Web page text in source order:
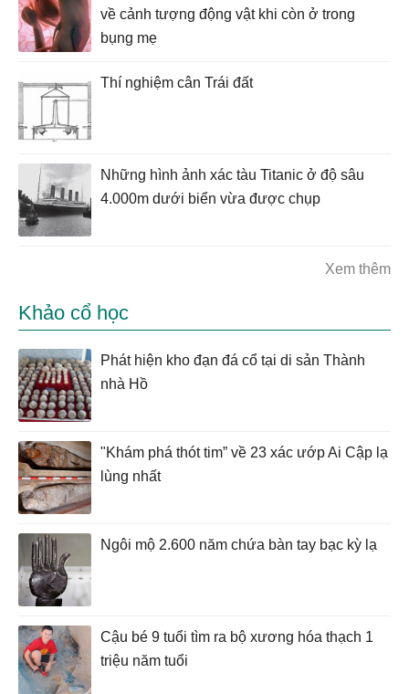
về cảnh tượng động vật khi còn ở trong
bụng mẹ
Thí nghiệm cân Trái đất
Những hình ảnh xác tàu Titanic ở độ sâu
4.000m dưới biển vừa được chụp
Xem thêm
Khảo cổ học
Phát hiện kho đạn đá cổ tại di sản Thành
nhà Hồ
"Khám phá thót tim” về 23 xác ướp Ai Cập lạ
lùng nhất
Ngôi mộ 2.600 năm chứa bàn tay bạc kỳ lạ
Cậu bé 9 tuổi tìm ra bộ xương hóa thạch 1
triệu năm tuổi